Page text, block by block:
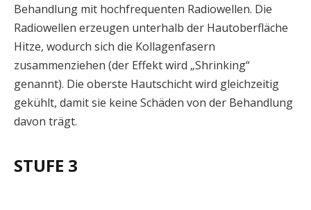
Behandlung mit hochfrequenten Radiowellen. Die
Radiowellen erzeugen unterhalb der Hautoberfläche
Hitze, wodurch sich die Kollagenfasern
zusammenziehen (der Effekt wird „Shrinking“
genannt). Die oberste Hautschicht wird gleichzeitig
gekühlt, damit sie keine Schäden von der Behandlung
davon trägt.
STUFE 3